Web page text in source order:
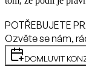
POTŘEBUJETE
Ozvěte se nám,
DOMLUVIT